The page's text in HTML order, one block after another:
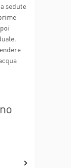
sedute